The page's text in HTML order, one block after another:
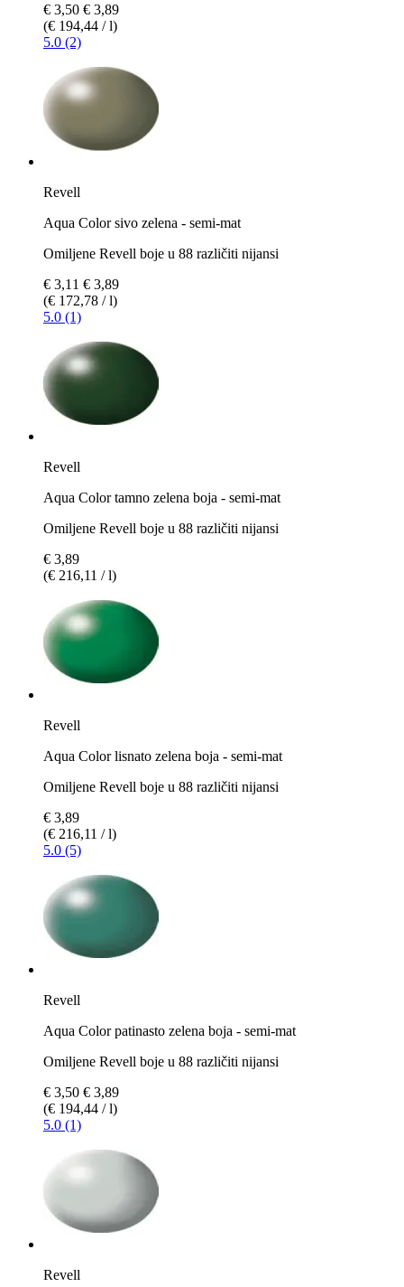
€ 3,50 € 3,89
(€ 194,44 / l)
5.0 (2)
Revell
Aqua Color sivo zelena - semi-mat
Omiljene Revell boje u 88 različiti nijansi
€ 3,11 € 3,89
(€ 172,78 / l)
5.0 (1)
Revell
Aqua Color tamno zelena boja - semi-mat
Omiljene Revell boje u 88 različiti nijansi
€ 3,89
(€ 216,11 / l)
Revell
Aqua Color lisnato zelena boja - semi-mat
Omiljene Revell boje u 88 različiti nijansi
€ 3,89
(€ 216,11 / l)
5.0 (5)
Revell
Aqua Color patinasto zelena boja - semi-mat
Omiljene Revell boje u 88 različiti nijansi
€ 3,50 € 3,89
(€ 194,44 / l)
5.0 (1)
Revell